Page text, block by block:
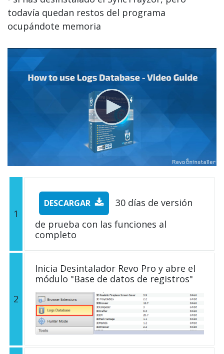
todavía quedan restos del programa
ocupándote memoria
1
DESCARGAR
30 días de versión
de prueba con las funciones al
completo
2
Inicia Desintalador Revo Pro y abre el
módulo "Base de datos de registros"